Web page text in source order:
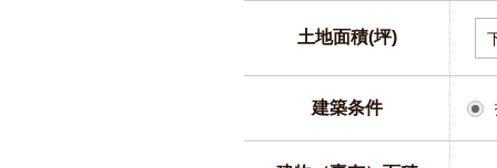
土地面積(坪)
建築条件